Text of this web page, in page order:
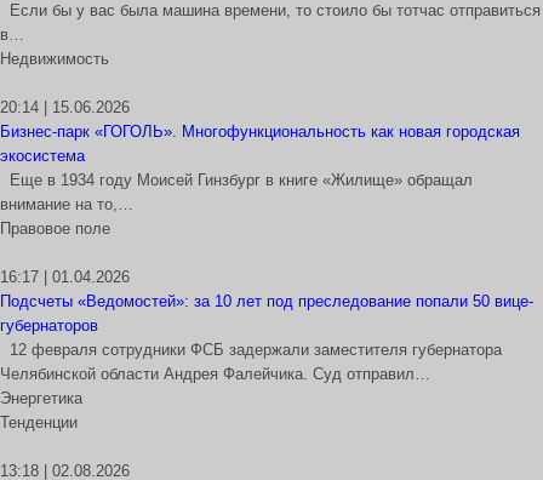
Если бы у вас была машина времени, то стоило бы тотчас отправиться
в…
Недвижимость
20:14 | 15.06.2026
Бизнес-парк «ГОГОЛЬ». Многофункциональность как новая городская
экосистема
Еще в 1934 году Моисей Гинзбург в книге «Жилище» обращал
внимание на то,…
Правовое поле
16:17 | 01.04.2026
Подсчеты «Ведомостей»: за 10 лет под преследование попали 50 вице-
губернаторов
12 февраля сотрудники ФСБ задержали заместителя губернатора
Челябинской области Андрея Фалейчика. Суд отправил…
Энергетика
Тенденции
13:18 | 02.08.2026